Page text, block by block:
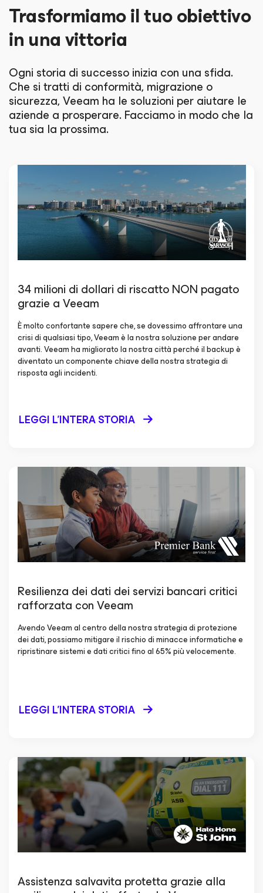
Trasformiamo il tuo obiettivo
in una vittoria
Ogni storia di successo inizia con una sfida.
Che si tratti di conformità, migrazione o
sicurezza, Veeam ha le soluzioni per aiutare le
aziende a prosperare. Facciamo in modo che la
tua sia la prossima.
34 milioni di dollari di riscatto NON pagato
grazie a Veeam
È molto confortante sapere che, se dovessimo affrontare una
crisi di qualsiasi tipo, Veeam è la nostra soluzione per andare
avanti. Veeam ha migliorato la nostra città perché il backup è
diventato un componente chiave della nostra strategia di
risposta agli incidenti.
LEGGI L'INTERA STORIA
Resilienza dei dati dei servizi bancari critici
rafforzata con Veeam
Avendo Veeam al centro della nostra strategia di protezione
dei dati, possiamo mitigare il rischio di minacce informatiche e
ripristinare sistemi e dati critici fino al 65% più velocemente.
LEGGI L'INTERA STORIA
Assistenza salvavita protetta grazie alla